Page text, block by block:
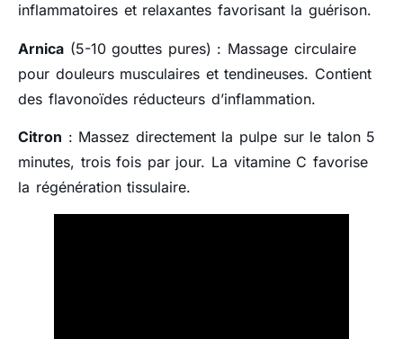
inflammatoires et relaxantes favorisant la guérison.
Arnica (5-10 gouttes pures) : Massage circulaire
pour douleurs musculaires et tendineuses. Contient
des flavonoïdes réducteurs d’inflammation.
Citron : Massez directement la pulpe sur le talon 5
minutes, trois fois par jour. La vitamine C favorise
la régénération tissulaire.